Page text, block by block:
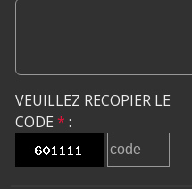
VEUILLEZ RECOPIER LE
CODE * :